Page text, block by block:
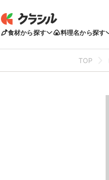
食材から探す 料理名から探す
TOP